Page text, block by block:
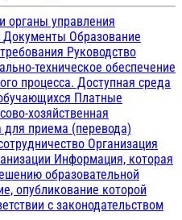
органы управления
Документы Образование
Руководство
техническое обеспечение
процесса. Доступная среда
Платные
хозяйственная
для приема (перевода)
Организация
Информация, которая
образовательной
опубликование которой
с законодательством